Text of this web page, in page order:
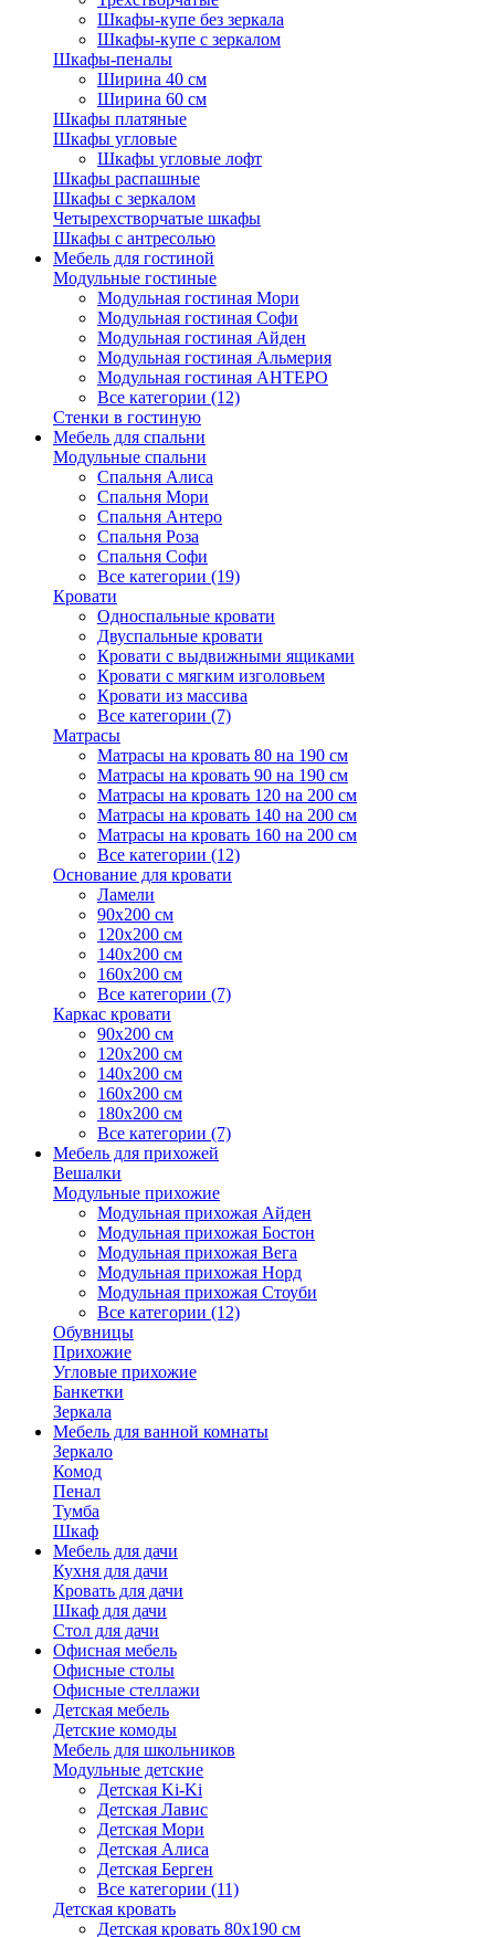
Шкафы-купе без зеркала
Шкафы-купе с зеркалом
Шкафы-пеналы
Ширина 40 см
Ширина 60 см
Шкафы платяные
Шкафы угловые
Шкафы угловые лофт
Шкафы распашные
Шкафы с зеркалом
Четырехстворчатые шкафы
Шкафы с антресолью
Мебель для гостиной
Модульные гостиные
Модульная гостиная Мори
Модульная гостиная Софи
Модульная гостиная Айден
Модульная гостиная Альмерия
Модульная гостиная АНТЕРО
Все категории (12)
Стенки в гостиную
Мебель для спальни
Модульные спальни
Спальня Алиса
Спальня Мори
Спальня Антеро
Спальня Роза
Спальня Софи
Все категории (19)
Кровати
Односпальные кровати
Двуспальные кровати
Кровати с выдвижными ящиками
Кровати с мягким изголовьем
Кровати из массива
Все категории (7)
Матрасы
Матрасы на кровать 80 на 190 см
Матрасы на кровать 90 на 190 см
Матрасы на кровать 120 на 200 см
Матрасы на кровать 140 на 200 см
Матрасы на кровать 160 на 200 см
Все категории (12)
Основание для кровати
Ламели
90х200 см
120х200 см
140х200 см
160х200 см
Все категории (7)
Каркас кровати
90х200 см
120х200 см
140х200 см
160х200 см
180х200 см
Все категории (7)
Мебель для прихожей
Вешалки
Модульные прихожие
Модульная прихожая Айден
Модульная прихожая Бостон
Модульная прихожая Вега
Модульная прихожая Норд
Модульная прихожая Стоуби
Все категории (12)
Обувницы
Прихожие
Угловые прихожие
Банкетки
Зеркала
Мебель для ванной комнаты
Зеркало
Комод
Пенал
Тумба
Шкаф
Мебель для дачи
Кухня для дачи
Кровать для дачи
Шкаф для дачи
Стол для дачи
Офисная мебель
Офисные столы
Офисные стеллажи
Детская мебель
Детские комоды
Мебель для школьников
Модульные детские
Детская Ki-Ki
Детская Лавис
Детская Мори
Детская Алиса
Детская Берген
Все категории (11)
Детская кровать
Детская кровать 80х190 см